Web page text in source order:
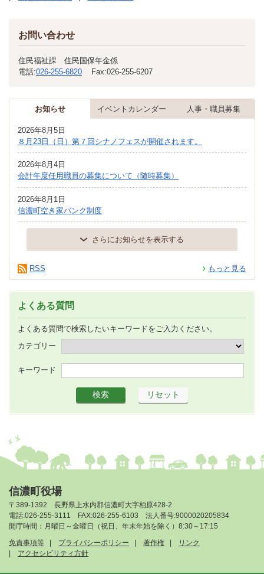
お問い合わせ
住民福祉課 住民国保年金係
電話:026-255-6820 Fax:026-255-6207
お知らせ イベントカレンダー 人事・職員募集
2026年8月5日
８月23日（日）第７回シナノフェスが開催されます。
2026年8月4日
会計年度任用職員の募集について（随時募集）
2026年8月1日
信濃町空き家バンク制度
さらにお知らせを表示する
もっと見る
RSS
よくある質問
よくある質問で検索したいキーワードをご入力ください。
カテゴリー
キーワード
信濃町役場
〒389-1392 長野県上水内郡信濃町大字柏原428-2
電話:026-255-3111 FAX:026-255-6103 法人番号:9000020205834
開庁時間：月曜日～金曜日（祝日、年末年始を除く）8:30～17:15
免責事項等
プライバシーポリシー 著作権
リンク
アクセシビリティ方針